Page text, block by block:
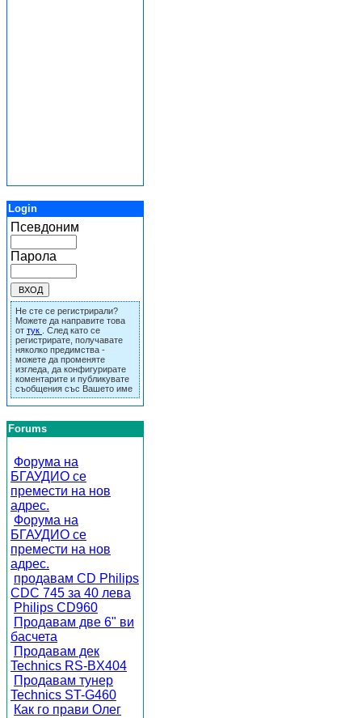
Login
Псевдоним
Парола
Не сте се регистрирали?
Можете да направите това
от тук
. След като се
регистрирате, получавате
няколко предимства -
можете да променяте
изгледа, да конфигурирате
коментарите и публикувате
съобщения със Вашето име
Forums
Форума на
БГАУДИО се
премести на нов
адрес.
Форума на
БГАУДИО се
премести на нов
адрес.
продавам CD Philips
CDC 745 за 40 лева
Philips CD960
Продавам две 6" ви
басчета
Продавам дек
Technics RS-BX404
Продавам тунер
Technics ST-G460
Как го прави Олег